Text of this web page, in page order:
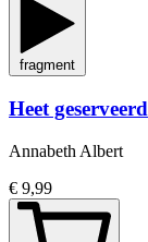
fragment
Heet geserveerd
Annabeth Albert
€ 9,99